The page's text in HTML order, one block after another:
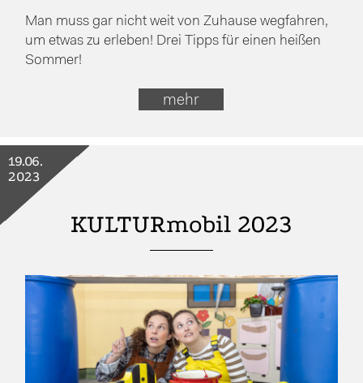
Man muss gar nicht weit von Zuhause wegfahren,
um etwas zu erleben! Drei Tipps für einen heißen
Sommer!
mehr
KULTURmobil 2023
19.06.
2023